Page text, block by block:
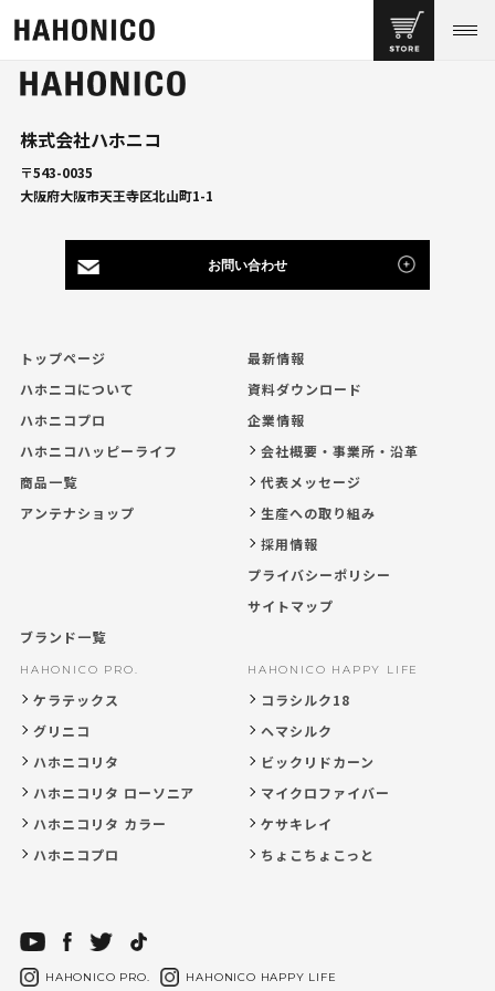
株式会社ハホニコ
〒543-0035
大阪府大阪市天王寺区北山町1-1
お問い合わせ
トップページ
ハホニコについて
ハホニコプロ
ハホニコハッピーライフ
商品一覧
アンテナショップ
ブランド一覧
HAHONICO PRO.
ケラテックス
グリニコ
ハホニコリタ
ハホニコリタ ローソニア
ハホニコリタ カラー
ハホニコプロ
HAHONICO HAPPY LIFE
コラシルク18
ヘマシルク
ビックリドカーン
マイクロファイバー
ケサキレイ
ちょこちょこっと
最新情報
資料ダウンロード
企業情報
会社概要・事業所・沿革
代表メッセージ
生産への取り組み
採用情報
プライバシーポリシー
サイトマップ
HAHONICO PRO. HAHONICO HAPPY LIFE